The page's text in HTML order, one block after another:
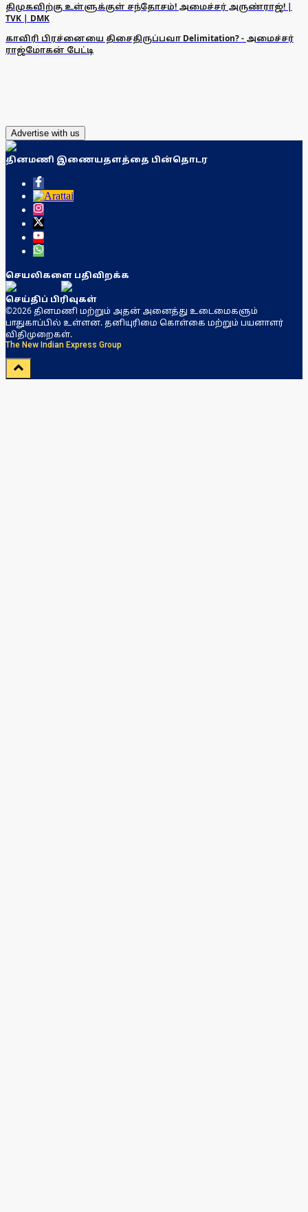
திமுகவிற்கு உள்ளுக்குள் சந்தோசம்! அமைச்சர் அருண்ராஜ்! |
TVK | DMK
காவிரி பிரச்னையை திசைதிருப்பவா Delimitation? - அமைச்சர்
ராஜ்மோகன் பேட்டி
Advertise with us
தினமணி இணையதளத்தை பின்தொடர
செயலிகளை பதிவிறக்க
செய்திப் பிரிவுகள்
©2026 தினமணி மற்றும் அதன் அனைத்து உடைமைகளும்
பாதுகாப்பில் உள்ளன. தனியுரிமை கொள்கை மற்றும் பயனாளர்
விதிமுறைகள்.
The New Indian Express Group